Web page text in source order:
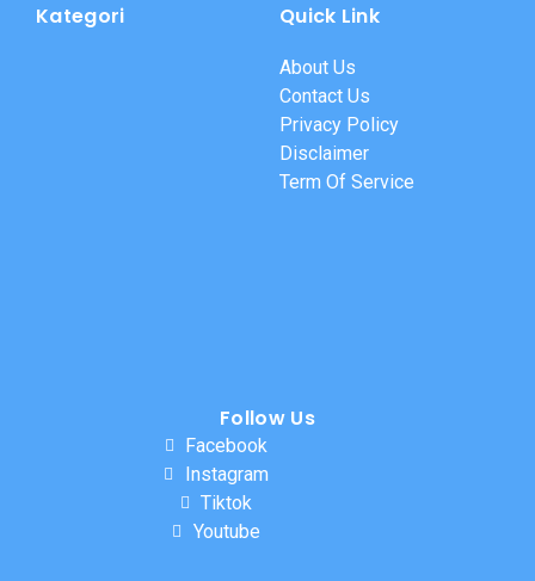
Kategori Quick Link
About Us
Contact Us
Privacy Policy
Disclaimer
Term Of Service
Follow Us
Facebook
Instagram
Tiktok
Youtube